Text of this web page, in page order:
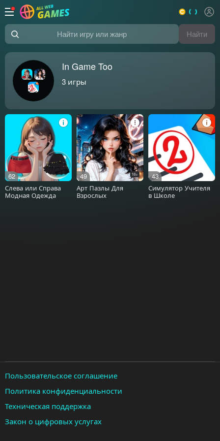
Найти игру или жанр Найти
In Game Too
3 игры
62
Слева или Справа
Модная Одежда
49 18+
Арт Пазлы Для
Взрослых
43
Симулятор Учителя
в Школе
Пользовательское соглашение
Политика конфиденциальности
Техническая поддержка
Закон о цифровых услугах